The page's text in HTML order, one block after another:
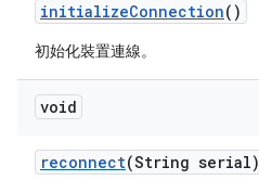
initializeConnection()
初始化裝置連線。
void
reconnect(String serial)